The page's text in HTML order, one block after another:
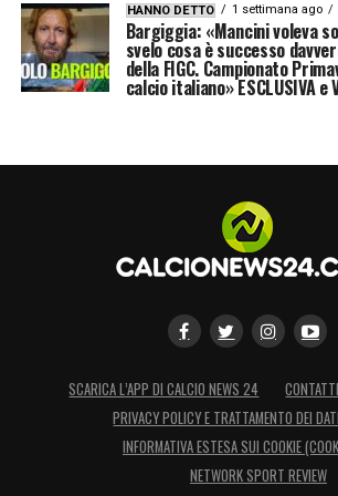
LA PLAYLIST DELLE NOSTRE
HANNO DETTO 1 settimana ago
Bargiggia: «Mancini voleva
svelo cosa è successo
della FIGC. Campionato
calcio italiano» ESCLUSIVA e
SCARICA L’APP DI CALCIO NEWS 24 CONTATTI
PRIVACY POLICY E TRATTAMENTO DEI
INFORMATIVA ESTESA SUI COOKIE
NETWORK SPORT REVIEW